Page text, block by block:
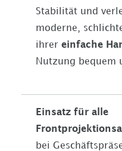
Stabilität und
moderne,
ihrer einfache
Nutzung bequem
Einsatz für alle
bei